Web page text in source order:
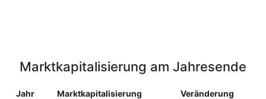
Marktkapitalisierung am Jahresende
Jahr Marktkapitalisierung Veränderung